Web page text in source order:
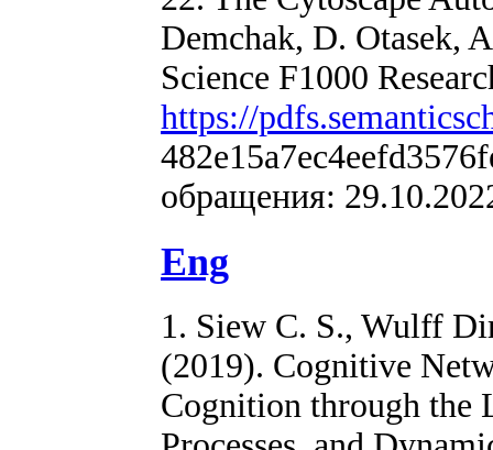
Demchak, D. Otasek,
Science F1000
https://
обращения:
Eng
1. Siew C. S., Wulff
(2019). Cognitive
Cognition through the